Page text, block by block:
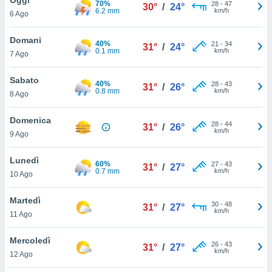
è
al sito
di
ci
di
il
un
la
nella
6 Ago
70%
6.2 mm
30° / 24° 28- 47
km/h
Domani
7 Ago
40%
0.1 mm
31° / 24° 21 - 34
km/h
Sabato
8 Ago
40%
0.8 mm
31° / 26° 28- 43
km/h
Domenica
9 Ago
31° / 26° 28- 44
km/h
Lunedì
10 Ago
60%
0.7 mm
31° / 27° 27- 43
km/h
Martedì
11 Ago
31° / 27° 30- 48
km/h
Mercoledì
12 Ago
31° / 27° 26- 43
km/h